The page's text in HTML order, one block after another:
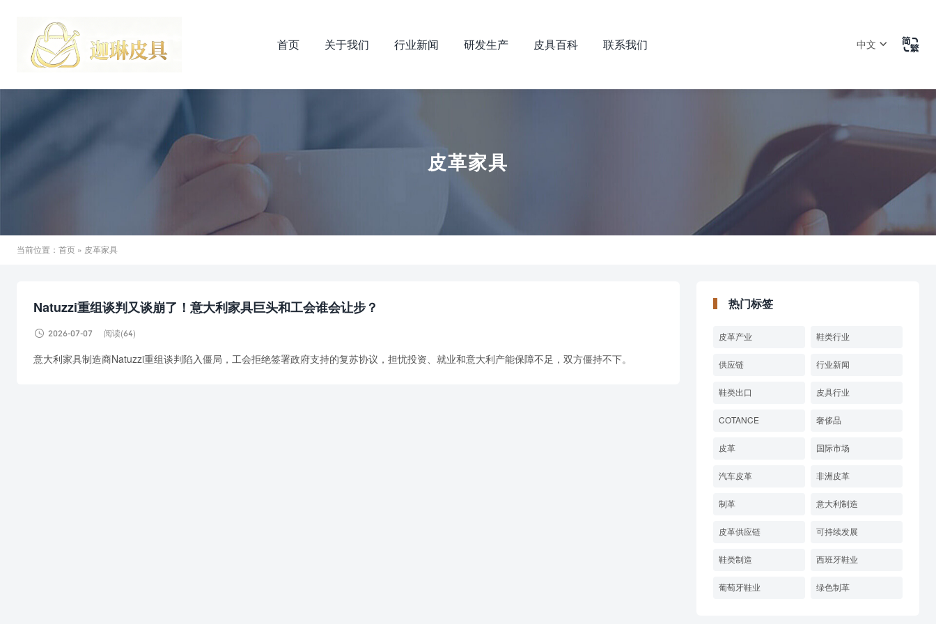

中文
首页 关于我们 行业新闻 研发生产 皮具百科 联系我们
皮革家具
当前位置： 首页 » 皮革家具
Natuzzi重组谈判又谈崩了！意大利家具巨头和工会谁会让步？
 2026-07-07 阅读(64)
意大利家具制造商Natuzzi重组谈判陷入僵局，工会拒绝签署政府支持的复苏协议，担忧投资、就业和意大利产能保障不足，双方僵持不下。
热门标签
皮革产业 鞋类行业
供应链 行业新闻
鞋类出口 皮具行业
COTANCE 奢侈品
皮革 国际市场
汽车皮革 非洲皮革
制革 意大利制造
皮革供应链 可持续发展
鞋类制造 西班牙鞋业
葡萄牙鞋业 绿色制革